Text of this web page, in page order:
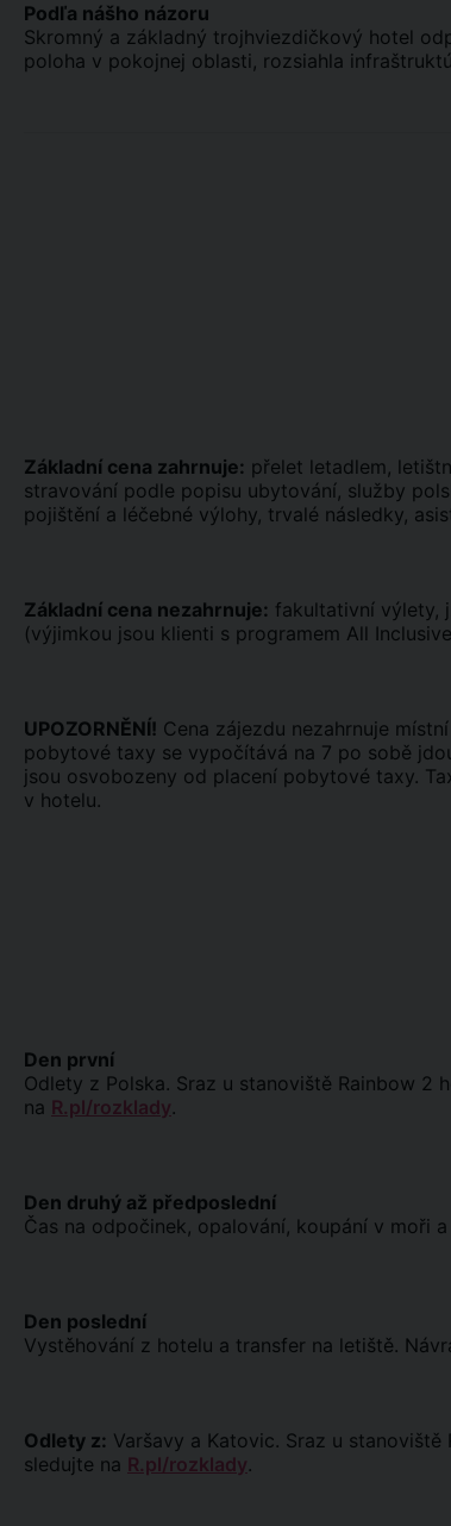
Podľa nášho názoru
Skromný a základný trojhviezdičkový hotel
poloha v pokojnej oblasti, rozsiahla
Základní cena zahrnuje: přelet letadlem,
stravování podle popisu ubytování, služby
pojištění a léčebné výlohy, trvalé následky,
Základní cena nezahrnuje: fakultativní výlety,
(výjimkou jsou klienti s programem All
UPOZORNĚNÍ! Cena zájezdu nezahrnuje
pobytové taxy se vypočítává na 7 po sobě
jsou osvobozeny od placení pobytové taxy.
v hotelu.
Den první
Odlety z Polska. Sraz u stanoviště Rainbow
na R.pl/rozklady.
Den druhý až předposlední
Čas na odpočinek, opalování, koupání v moři
Den poslední
Vystěhování z hotelu a transfer na letiště.
Odlety z: Varšavy a Katovic. Sraz u
sledujte na R.pl/rozklady.